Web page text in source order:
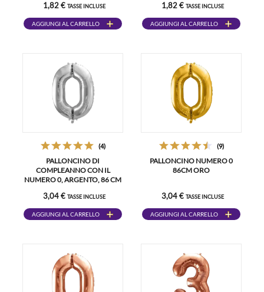
1,82 € TASSE INCLUSE
AGGIUNGI AL CARRELLO
1,82 € TASSE INCLUSE
AGGIUNGI AL CARRELLO
(4)
PALLONCINO DI
COMPLEANNO CON IL
NUMERO 0, ARGENTO, 86 CM
3,04 € TASSE INCLUSE
AGGIUNGI AL CARRELLO
(9)
PALLONCINO NUMERO 0
86CM ORO
3,04 € TASSE INCLUSE
AGGIUNGI AL CARRELLO